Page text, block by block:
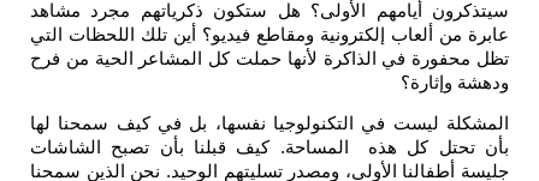
أيامهم الأولى؟ هل ستكون ذكرياتهم مجرد مشاهد
من ألعاب إلكترونية ومقاطع فيديو؟ أين تلك اللحظات التي
في الذاكرة لأنها حملت كل المشاعر الحية من فرح
وإثارة؟
ليست في التكنولوجيا نفسها، بل في كيف سمحنا لها
كل هذه المساحة. كيف قبلنا بأن تصبح الشاشات
أطفالنا الأولى، ومصدر تسليتهم الوحيد. نحن الذين سمحنا